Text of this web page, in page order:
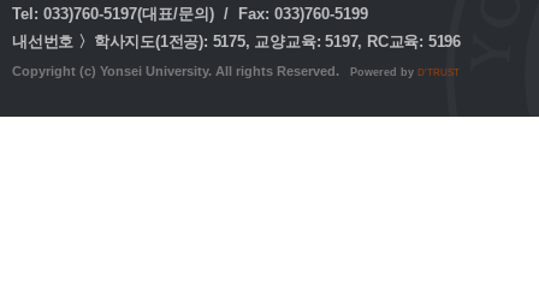
Tel: 033)760-5197(대표/문의) / Fax: 033)760-5199
내선번호 〉학사지도(1전공): 5175, 교양교육: 5197, RC교육: 5196
Copyright (c) Yonsei University. All rights Reserved. Powered by D'TRUST